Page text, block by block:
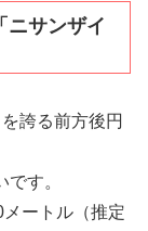
ニサンザイ
誇る前方後円
す。
ートル（推定